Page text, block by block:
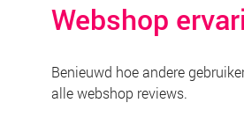
Webshop
Benieuwd hoe andere
alle webshop reviews.